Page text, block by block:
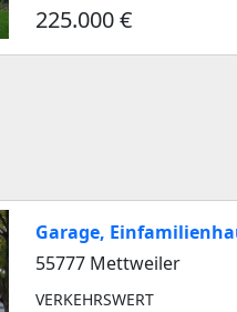
225.000 €
Garage,
55777 Mettweiler
VERKEHRSWERT